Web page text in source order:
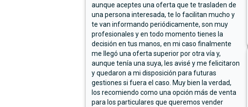
aunque aceptes una oferta que te trasladen de
una persona interesada, te lo facilitan mucho y
te van informando periódicamente, son muy
profesionales y en todo momento tienes la
decisión en tus manos, en mi caso finalmente
me llegó una oferta superior por otra vía y,
aunque tenía una suya, les avisé y me felicitaron
y quedaron a mi disposición para futuras
gestiones si fuera el caso. Muy bien la verdad,
los recomiendo como una opción más de venta
para los particulares que queremos vender